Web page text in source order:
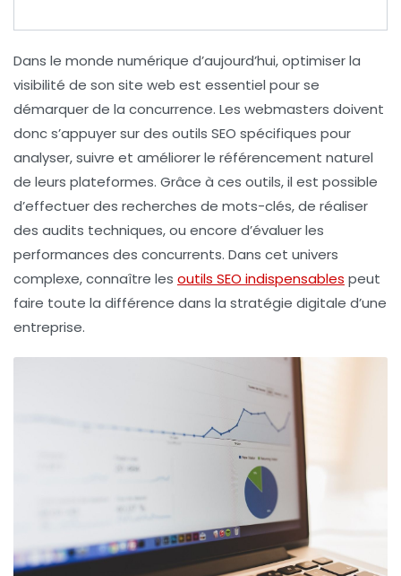
Dans le monde numérique d’aujourd’hui, optimiser la
visibilité de son site web est essentiel pour se
démarquer de la concurrence. Les webmasters doivent
donc s’appuyer sur des outils SEO spécifiques pour
analyser, suivre et améliorer le référencement naturel
de leurs plateformes. Grâce à ces outils, il est possible
d’effectuer des recherches de mots-clés, de réaliser
des audits techniques, ou encore d’évaluer les
performances des concurrents. Dans cet univers
complexe, connaître les outils SEO indispensables peut
faire toute la différence dans la stratégie digitale d’une
entreprise.